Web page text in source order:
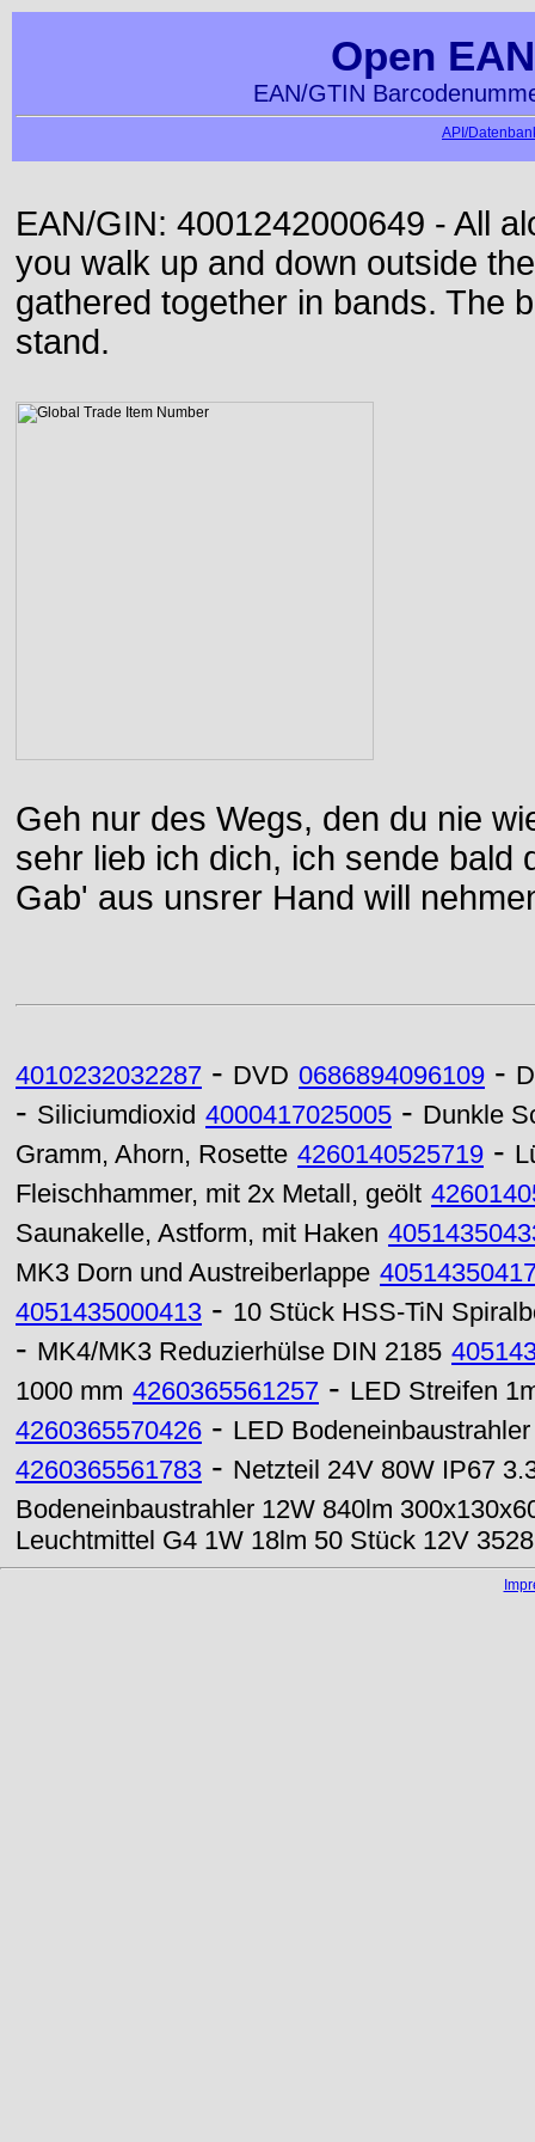
Open
EAN/GTIN
API/
EAN/GIN: 4001242000649 - All
you walk up and down outside
gathered together in bands. The
stand.
Geh nur des Wegs, den du nie
sehr lieb ich dich, ich sende bald
Gab' aus unsrer Hand will
4010232032287 - DVD 0686894096109 -
- Siliciumdioxid 4000417025005 - Dunkle
Gramm, Ahorn, Rosette 4260140525719 -
Fleischhammer, mit 2x Metall, geölt
Saunakelle, Astform, mit Haken
MK3 Dorn und Austreiberlappe
4051435000413 - 10 Stück HSS-TiN
- MK4/MK3 Reduzierhülse DIN 2185
1000 mm 4260365561257 - LED Streifen
4260365570426 - LED
4260365561783 - Netzteil 24V 80W IP67
Bodeneinbaustrahler 12W 840lm
Leuchtmittel G4 1W 18lm 50 Stück 12V